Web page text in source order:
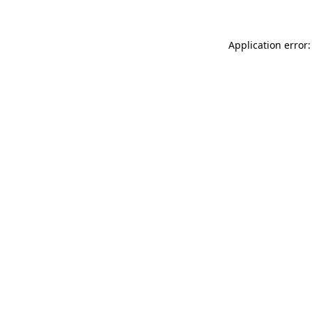
Application